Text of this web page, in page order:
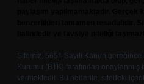
Sitemiz, 5651 Sayılı Kanun
Kurumu (BTK) tarafından onaylanmış
vermektedir. Bu nedenle, sitedeki